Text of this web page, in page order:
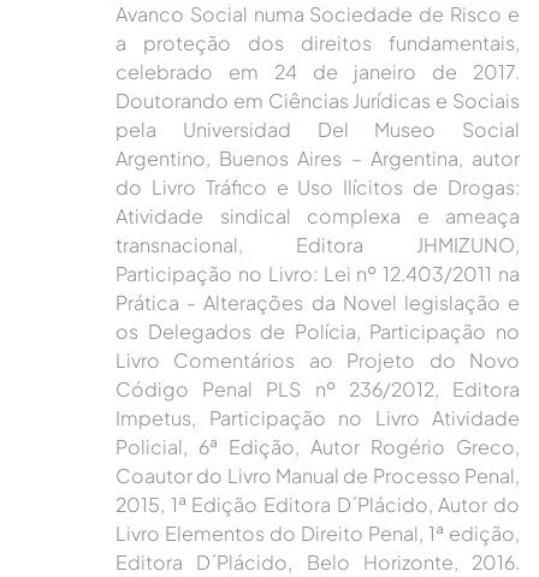
Avanco Social numa Sociedade de Risco e
a proteção dos direitos fundamentais,
celebrado em 24 de janeiro de 2017.
Doutorando em Ciências Jurídicas e Sociais
pela Universidad Del Museo Social
Argentino, Buenos Aires – Argentina, autor
do Livro Tráfico e Uso Ilícitos de Drogas:
Atividade sindical complexa e ameaça
transnacional, Editora JHMIZUNO,
Participação no Livro: Lei nº 12.403/2011 na
Prática - Alterações da Novel legislação e
os Delegados de Polícia, Participação no
Livro Comentários ao Projeto do Novo
Código Penal PLS nº 236/2012, Editora
Impetus, Participação no Livro Atividade
Policial, 6ª Edição, Autor Rogério Greco,
Coautor do Livro Manual de Processo Penal,
2015, 1ª Edição Editora D´Plácido, Autor do
Livro Elementos do Direito Penal, 1ª edição,
Editora D´Plácido, Belo Horizonte, 2016.